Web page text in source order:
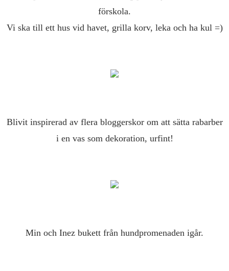
förskola.
Vi ska till ett hus vid havet, grilla korv, leka och ha kul =)
Blivit inspirerad av flera bloggerskor om att sätta rabarber
i en vas som dekoration, urfint!
Min och Inez bukett från hundpromenaden igår.